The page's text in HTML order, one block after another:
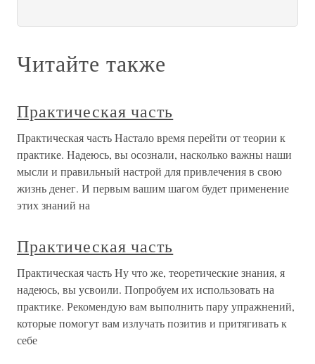
Читайте также
Практическая часть
Практическая часть Настало время перейти от теории к
практике. Надеюсь, вы осознали, насколько важны наши
мысли и правильный настрой для привлечения в свою
жизнь денег. И первым вашим шагом будет применение
этих знаний на
Практическая часть
Практическая часть Ну что же, теоретические знания, я
надеюсь, вы усвоили. Попробуем их использовать на
практике. Рекомендую вам выполнить пару упражнений,
которые помогут вам излучать позитив и притягивать к
себе